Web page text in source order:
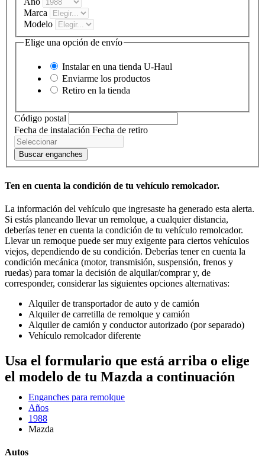
Marca
Modelo
Elige una opción de envío
Instalar en una tienda U-Haul
Enviarme los productos
Retiro en la tienda
Código postal
Fecha de instalación Fecha de retiro
Buscar enganches
Ten en cuenta la condición de tu vehículo remolcador.
La información del vehículo que ingresaste ha generado esta alerta.
Si estás planeando llevar un remolque, a cualquier distancia,
deberías tener en cuenta la condición de tu vehículo remolcador.
Llevar un remoque puede ser muy exigente para ciertos vehículos
viejos, dependiendo de su condición. Deberías tener en cuenta la
condición mecánica (motor, transmisión, suspensión, frenos y
ruedas) para tomar la decisión de alquilar/comprar y, de
corresponder, considerar las siguientes opciones alternativas:
Alquiler de transportador de auto y de camión
Alquiler de carretilla de remolque y camión
Alquiler de camión y conductor autorizado (por separado)
Vehículo remolcador diferente
Usa el formulario que está arriba o elige
el modelo de tu Mazda a continuación
Enganches para remolque
Años
1988
Mazda
Autos